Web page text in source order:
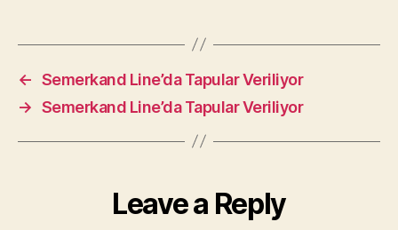
← Semerkand Line’da Tapular Veriliyor
→ Semerkand Line’da Tapular Veriliyor
Leave a Reply